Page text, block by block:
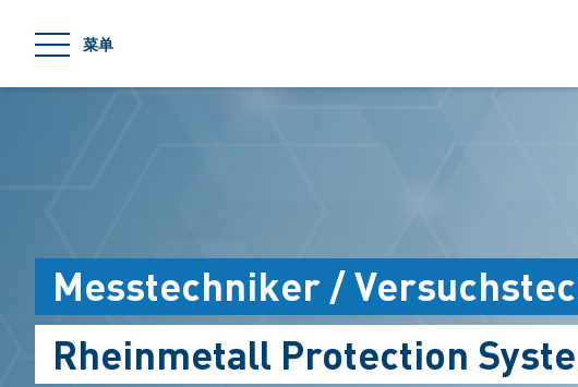
菜单
Messtechniker /
Rheinmetall Protection